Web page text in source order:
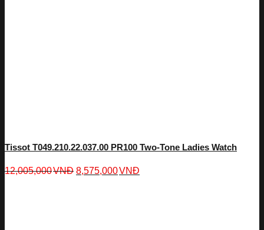
Tissot T049.210.22.037.00 PR100 Two-Tone Ladies Watch
12,005,000VNĐ 8,575,000VNĐ